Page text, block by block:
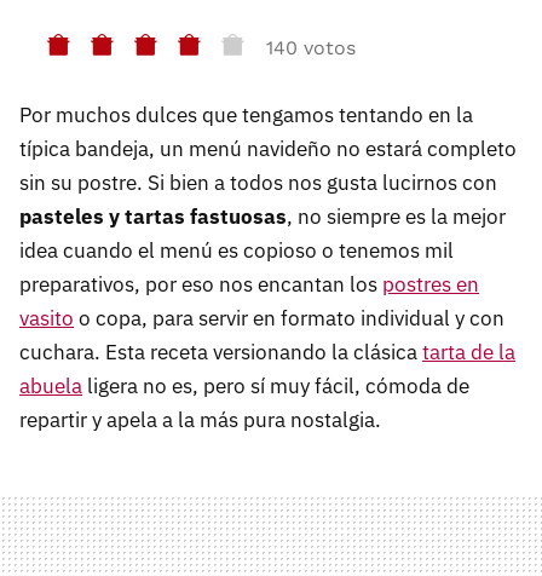
140 votos
Por muchos dulces que tengamos tentando en la
típica bandeja, un menú navideño no estará completo
sin su postre. Si bien a todos nos gusta lucirnos con
pasteles y tartas fastuosas, no siempre es la mejor
idea cuando el menú es copioso o tenemos mil
preparativos, por eso nos encantan los postres en
vasito o copa, para servir en formato individual y con
cuchara. Esta receta versionando la clásicatarta de la
abuela ligera no es, pero sí muy fácil, cómoda de
repartir y apela a la más pura nostalgia.